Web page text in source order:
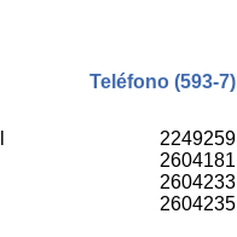
Teléfono (593-7)
2249259
2604181
2604233
2604235